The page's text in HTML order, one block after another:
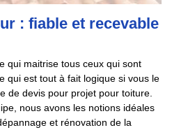
: fiable et recevable
qui maitrise tous ceux qui sont
qui est tout à fait logique si vous le
de devis pour projet pour toiture.
nous avons les notions idéales
et rénovation de la